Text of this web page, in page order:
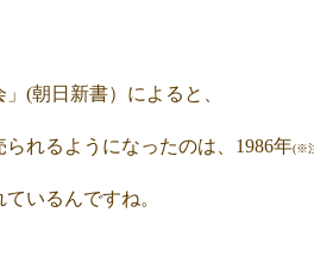
(朝日新書）によると、
れるようになったのは、1986年(※
いるんですね。